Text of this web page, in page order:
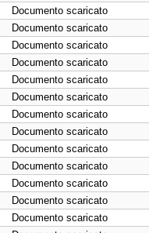
Documento scaricato
Documento scaricato
Documento scaricato
Documento scaricato
Documento scaricato
Documento scaricato
Documento scaricato
Documento scaricato
Documento scaricato
Documento scaricato
Documento scaricato
Documento scaricato
Documento scaricato